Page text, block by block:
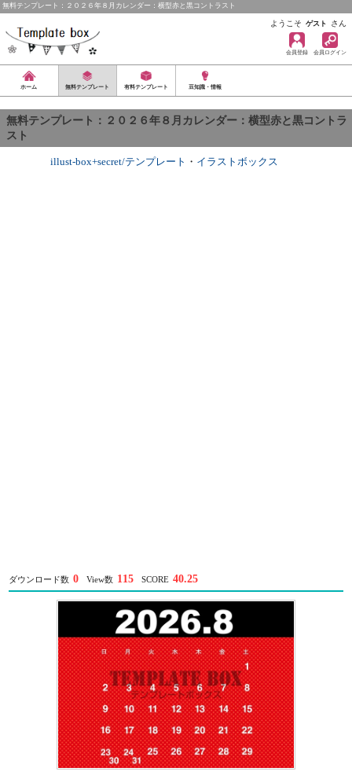
無料テンプレート：２０２６年８月カレンダー：横型赤と黒コントラスト
ようこそ ゲスト さん
会員登録 会員ログイン
ホーム 無料テンプレート 有料テンプレート 豆知識・情報
無料テンプレート：２０２６年８月カレンダー：横型赤と黒コントラ
スト
illust-box+secret/テンプレート ・ イラストボックス
ダウンロード数 0 View数 115 SCORE 40.25